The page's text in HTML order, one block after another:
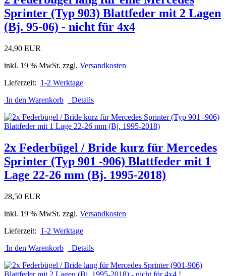
Sprinter (Typ 903) Blattfeder mit 2 Lagen
(Bj. 95-06) - nicht für 4x4
24,90 EUR
inkl. 19 % MwSt. zzgl. Versandkosten
Lieferzeit: 1-2 Werktage
In den Warenkorb
Details
2x Federbügel / Bride kurz für Mercedes
Sprinter (Typ 901 -906) Blattfeder mit 1
Lage 22-26 mm (Bj. 1995-2018)
28,50 EUR
inkl. 19 % MwSt. zzgl. Versandkosten
Lieferzeit: 1-2 Werktage
In den Warenkorb
Details